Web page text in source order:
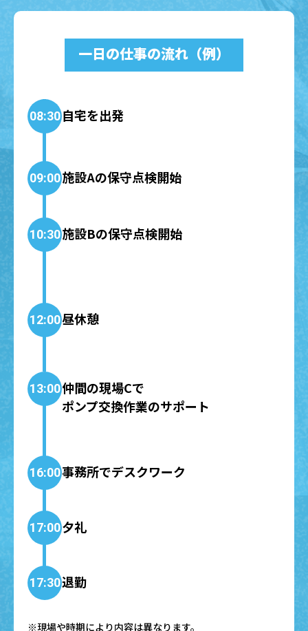
一日の仕事の流れ（例）
08:30 自宅を出発
09:00施設Aの保守点検開始
10:30施設Bの保守点検開始
12:00昼休憩
13:00仲間の現場Cで
ポンプ交換作業のサポート
16:00事務所でデスクワーク
17:00夕礼
17:30退勤
※現場や時期により内容は異なります。